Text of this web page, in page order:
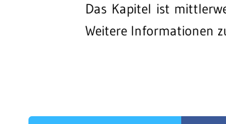
Das Kapitel ist
Weitere Informationen